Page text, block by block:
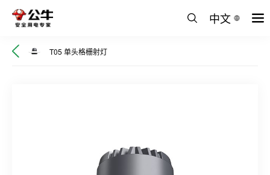
中文
T05 单头格栅射灯